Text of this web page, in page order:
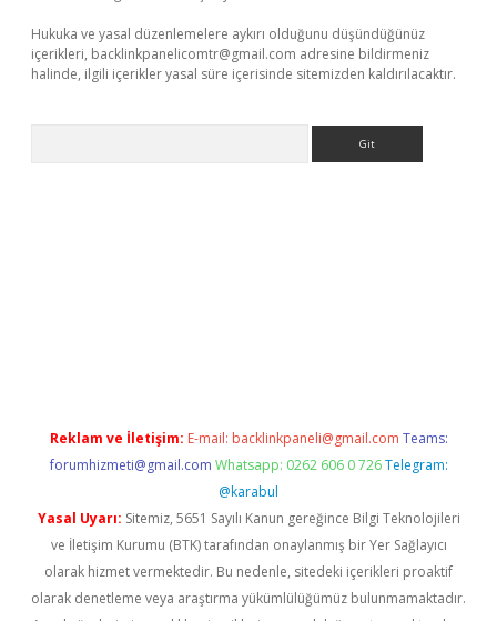
Hukuka ve yasal düzenlemelere aykırı olduğunu düşündüğünüz
içerikleri, backlinkpanelicomtr@gmail.com adresine bildirmeniz
halinde, ilgili içerikler yasal süre içerisinde sitemizden kaldırılacaktır.
Reklam ve İletişim: E-mail: backlinkpaneli@gmail.com Teams:
forumhizmeti@gmail.com Whatsapp: 0262 606 0 726 Telegram:
@karabul
Yasal Uyarı: Sitemiz, 5651 Sayılı Kanun gereğince Bilgi Teknolojileri
ve İletişim Kurumu (BTK) tarafından onaylanmış bir Yer Sağlayıcı
olarak hizmet vermektedir. Bu nedenle, sitedeki içerikleri proaktif
olarak denetleme veya araştırma yükümlülüğümüz bulunmamaktadır.